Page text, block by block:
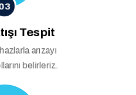
Tespit
arızayı
belirleriz.